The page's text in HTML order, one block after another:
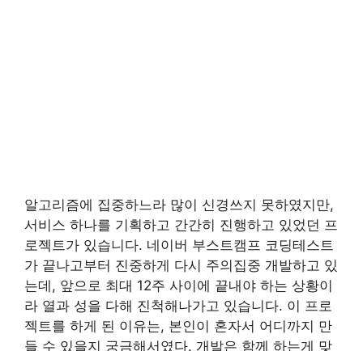
알고리즘에 집중하느라 많이 신경쓰지 못하였지만,
서비스 하나를 기획하고 간간히 진행하고 있었던 프
로젝트가 있습니다. 네이버 부스트캠프 코딩테스트
가 끝나고부터 진중하게 다시 주의집중 개발하고 있
는데, 앞으로 최대 12주 사이에 끝내야 하는 상황이
라 열과 성을 다해 진척해나가고 있습니다. 이 프로
젝트를 하게 된 이유는, 본인이 혼자서 어디까지 만
들 수 있을지 궁금해서였다. 개발은 함께 하는게 맞